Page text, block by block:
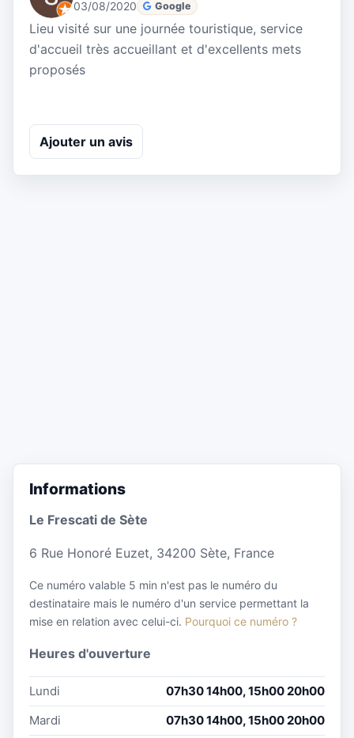
03/08/2020 Google
Lieu visité sur une journée touristique, service
d'accueil très accueillant et d'excellents mets
proposés
Ajouter un avis
Informations
Le Frescati de Sète
6 Rue Honoré Euzet, 34200 Sète, France
Ce numéro valable 5 min n'est pas le numéro du
destinataire mais le numéro d'un service permettant la
mise en relation avec celui-ci. Pourquoi ce numéro ?
Heures d'ouverture
Lundi
07h30 14h00, 15h00 20h00
Mardi
07h30 14h00, 15h00 20h00